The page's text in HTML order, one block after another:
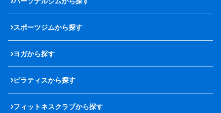
スポーツジムから探す
ヨガから探す
ピラティスから探す
フィットネスクラブから探す